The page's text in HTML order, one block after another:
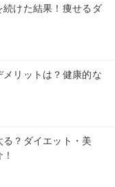
けた結果！痩せるダ
リットは？健康的な
？ダイエット・美